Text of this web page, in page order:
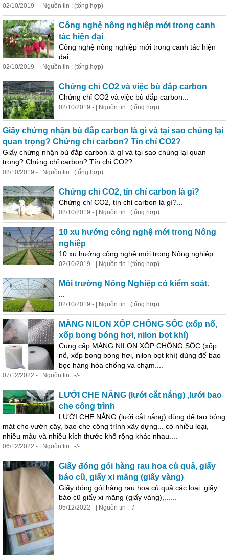
02/10/2019 - | Nguồn tin : (tổng hợp)
Công nghệ nông nghiệp mới trong canh
tác hiện đại
Công nghệ nông nghiệp mới trong canh tác hiện
đại...
02/10/2019 - | Nguồn tin : (tổng hợp)
Chứng chỉ CO2 và việc bù đắp carbon
Chứng chỉ CO2 và việc bù đắp carbon...
02/10/2019 - | Nguồn tin : (tổng hợp)
Giấy chứng nhận bù đắp carbon là gì và tại sao chúng lại
quan trọng? Chứng chỉ carbon? Tín chỉ CO2?
Giấy chứng nhận bù đắp carbon là gì và tại sao chúng lại quan
trọng? Chứng chỉ carbon? Tín chỉ CO2?...
02/10/2019 - | Nguồn tin : (tổng hợp)
Chứng chỉ CO2, tín chỉ carbon là gì?
Chứng chỉ CO2, tín chỉ carbon là gì?...
02/10/2019 - | Nguồn tin : (tổng hợp)
10 xu hướng công nghệ mới trong Nông
nghiệp
10 xu hướng công nghệ mới trong Nông nghiệp...
02/10/2019 - | Nguồn tin : (tổng hợp)
Môi trường Nông Nghiệp có kiểm soát.
02/10/2019 - | Nguồn tin : (tổng hợp)
MÀNG NILON XỐP CHỐNG SỐC (xốp nổ,
xốp bong bóng hơi, nilon bọt khí)
Cung cấp MÀNG NILON XỐP CHỐNG SỐC (xốp
nổ, xốp bong bóng hơi, nilon bọt khí) dùng để bao
bọc hàng hóa chống va chạm....
07/12/2022 - | Nguồn tin : -/-
LƯỚI CHE NẮNG (lưới cắt nắng) ,lưới bao
che công trình
LƯỚI CHE NẮNG (lưới cắt nắng) dùng để tạo bóng
mát cho vườn cây, bao che công trình xây dựng... có nhiều loại,
nhiều màu và nhiều kích thước khổ rộng khác nhau....
06/12/2022 - | Nguồn tin : -/-
Giấy đóng gói hàng rau hoa củ quả, giấy
báo cũ, giấy xi măng (giấy vàng)
Giấy đóng gói hàng rau hoa củ quả các loại: giấy
báo cũ giấy xi măng (giấy vàng),......
05/12/2022 - | Nguồn tin : -/-